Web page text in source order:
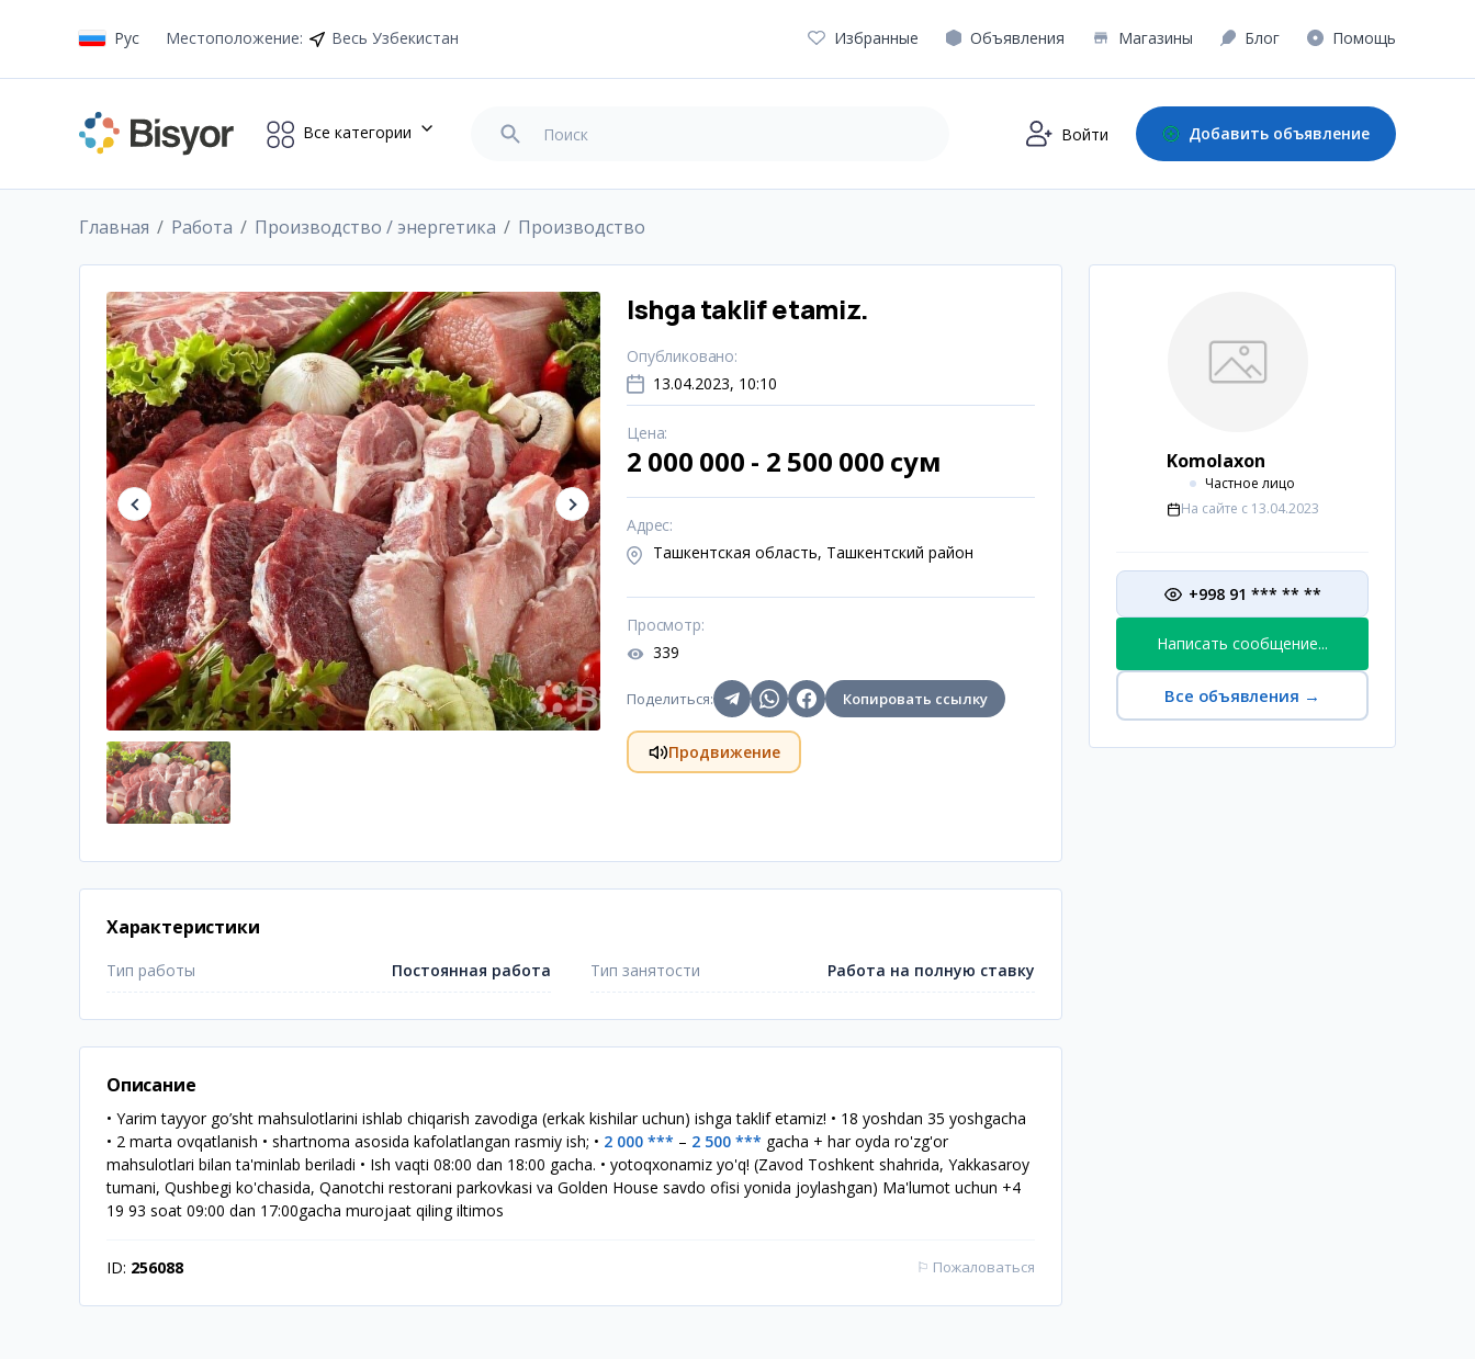
Рус Местоположение: Весь Узбекистан Избранные Объявления Магазины Блог Помощь
Все категории Войти Добавить объявление
Главная Работа Производство / энергетика Производство
Ishga taklif etamiz.
Опубликовано:
13.04.2023, 10:10
Цена:
2 000 000 - 2 500 000 сум
Адрес:
Ташкентская область, Ташкентский район
Просмотр:
339
Поделиться: Копировать ссылку
Продвижение
Характеристики
Тип работы Постоянная работа Тип занятости Работа на полную ставку
Описание
• Yarim tayyor go’sht mahsulotlarini ishlab chiqarish zavodiga (erkak kishilar uchun) ishga taklif etamiz! • 18 yoshdan 35 yoshgacha
• 2 marta ovqatlanish • shartnoma asosida kafolatlangan rasmiy ish; • 2 000 *** – 2 500 *** gacha + har oyda ro'zg'or
mahsulotlari bilan ta'minlab beriladi • Ish vaqti 08:00 dan 18:00 gacha. • yotoqxonamiz yo'q! (Zavod Toshkent shahrida, Yakkasaroy
tumani, Qushbegi ko'chasida, Qanotchi restorani parkovkasi va Golden House savdo ofisi yonida joylashgan) Ma'lumot uchun +4
19 93 soat 09:00 dan 17:00gacha murojaat qiling iltimos
ID: 256088 ⚐ Пожаловаться
Komolaxon
Частное лицо
На сайте с 13.04.2023
+998 91 *** ** **
Написать сообщение...
Все объявления →